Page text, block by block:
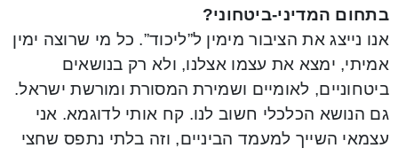
בתחום המדיני-ביטחוני?
אנו נייצג את הציבור מימין ל”ליכוד”. כל מי שרוצה ימין
אמיתי, ימצא את עצמו אצלנו, ולא רק בנושאים
ביטחוניים, לאומיים ושמירת המסורת ומורשת ישראל.
גם הנושא הכלכלי חשוב לנו. קח אותי לדוגמא. אני
עצמאי השייך למעמד הביניים, וזה בלתי נתפס שחצי